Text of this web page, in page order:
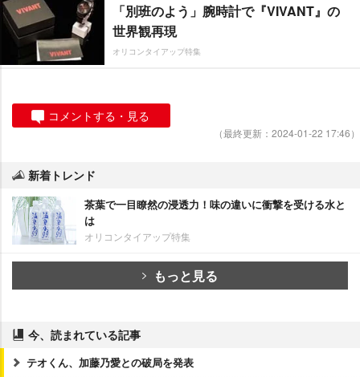
「別班のよう」腕時計で『VIVANT』の
世界観再現
オリコンタイアップ特集
コメントする・見る
（最終更新：2024-01-22 17:46）
新着トレンド
茶葉で一目瞭然の浸透力！味の違いに衝撃を受ける水と
は
オリコンタイアップ特集
もっと見る
今、読まれている記事
テオくん、加藤乃愛との破局を発表